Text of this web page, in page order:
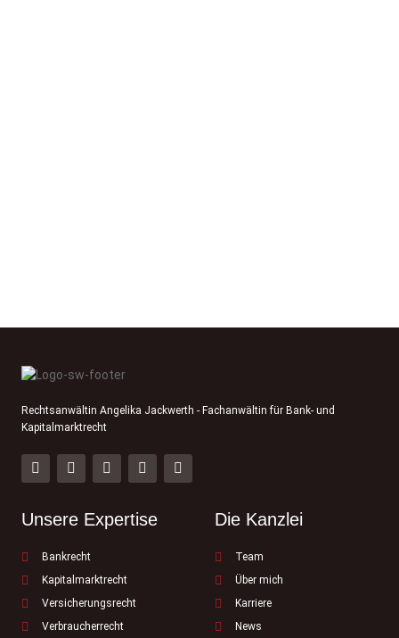
Rechtsanwältin Angelika Jackwerth - Fachanwältin für Bank- und
Kapitalmarktrecht
Unsere Expertise
Bankrecht
Kapitalmarktrecht
Versicherungsrecht
Verbraucherrecht
Die Kanzlei
Team
Über mich
Karriere
News